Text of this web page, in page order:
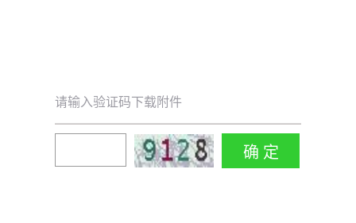
请输入验证码下载附件